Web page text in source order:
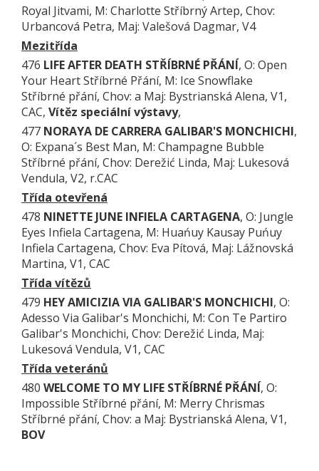
Royal Jitvami, M: Charlotte Stříbrný Artep, Chov:
Urbancová Petra, Maj: Valešová Dagmar, V4
Mezitřída
476 LIFE AFTER DEATH STŘÍBRNÉ PŘÁNÍ, O: Open
Your Heart Stříbrné Přání, M: Ice Snowflake
Stříbrné přání, Chov: a Maj: Bystrianská Alena, V1,
CAC, Vítěz speciální výstavy,
477 NORAYA DE CARRERA GALIBAR'S MONCHICHI,
O: Expana´s Best Man, M: Champagne Bubble
Stříbrné přání, Chov: Derežić Linda, Maj: Lukesová
Vendula, V2, r.CAC
Třída otevřená
478 NINETTE JUNE INFIELA CARTAGENA, O: Jungle
Eyes Infiela Cartagena, M: Huańuy Kausay Puńuy
Infiela Cartagena, Chov: Eva Pítová, Maj: Lážnovská
Martina, V1, CAC
Třída vítězů
479 HEY AMICIZIA VIA GALIBAR'S MONCHICHI, O:
Adesso Via Galibar's Monchichi, M: Con Te Partiro
Galibar's Monchichi, Chov: Derežić Linda, Maj:
Lukesová Vendula, V1, CAC
Třída veteránů
480 WELCOME TO MY LIFE STŘÍBRNÉ PŘÁNÍ, O:
Impossible Stříbrné přání, M: Merry Chrismas
Stříbrné přání, Chov: a Maj: Bystrianská Alena, V1,
BOV